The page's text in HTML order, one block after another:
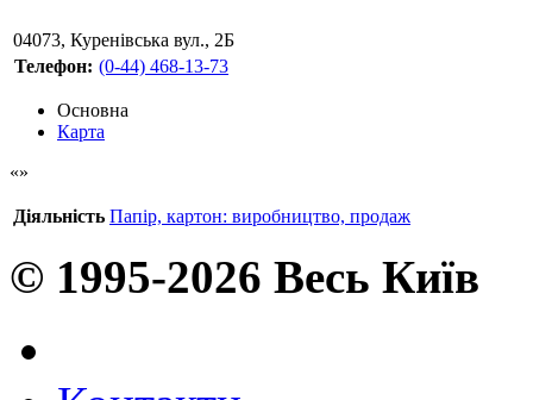
04073, Куренівська вул., 2Б
Телефон: (0-44) 468-13-73
Основна
Карта
Діяльність Папір, картон: виробництво, продаж
© 1995-2026 Весь Київ